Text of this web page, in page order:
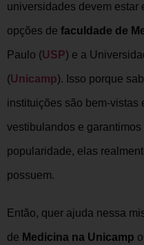
universidades devem estar
opções de faculdade de
Paulo (USP) e a
(Unicamp). Isso porque
instituições são bem-vistas
vestibulandos e
popularidade, elas
possuem.
Então, quer ajuda nessa
de Medicina na Unicamp